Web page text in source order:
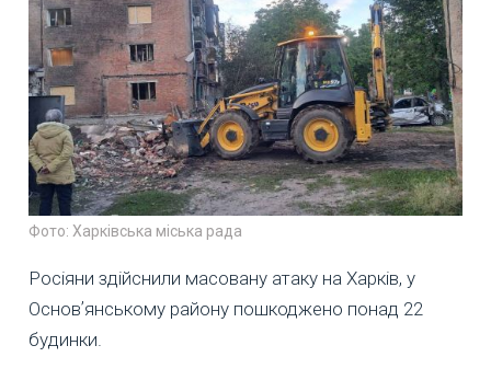
Фото: Харківська міська рада
Росіяни здійснили масовану атаку на Харків, у
Основʼянському району пошкоджено понад 22
будинки.